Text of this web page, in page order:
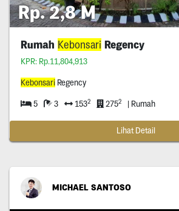
Rp. 2,8 M
Rumah Kebonsari Regency
KPR: Rp.11,804,913
KebonsariRegency
5 3 1532 2752 | Rumah
Lihat Detail
MICHAEL SANTOSO